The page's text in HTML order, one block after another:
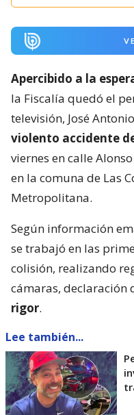
Apercibido a la
la Fiscalía quedó el
televisión, José
violento accidente
viernes en calle
en la comuna de Las
Metropolitana.
Según información
se trabajó en las
colisión, realizando
cámaras, declaración
rigor.
Lee también...